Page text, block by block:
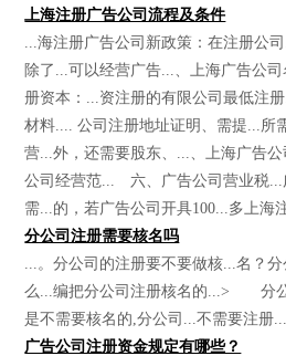
上海注册广告公司流程及条件
...海注册广告公司新政策：在注册公
除了...可以经营广告...、上海广告公
册资本：...资注册的有限公司最低注
材料.... 公司注册地址证明、需提...所
营...外，还需要股东、...、上海广告
公司经营范... 六、广告公司营业税...
需...的，若广告公司开具100...多上海
分公司注册需要核名吗
...。分公司的注册要不要做核...名？
么...编把分公司注册核名的...> 分公
是不需要核名的,分公司...不需要注
广告公司注册资金规定有哪些？